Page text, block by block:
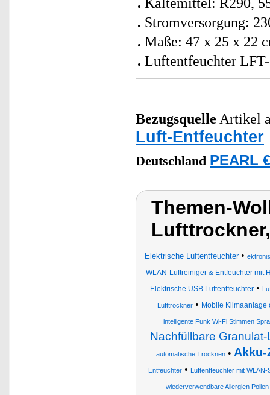
Stromversorgung:
Maße: 47 x 25 x 22
Luftentfeuchter
Bezugsquelle Artikel
Luft-Entfeuchter
Deutschland PEARL
Themen-
Elektrische Luftentfeuchter•
WLAN-Luftreiniger & Entfeuchter mit
Elektrische USB Luftentfeuchter•
Lufttrockner• Mobile Klimaanlage
intelligente Funk Wi-Fi Stimmen
Nachfüllbare
automatische Trocknen • Akku-
Entfeuchter• Luftentfeuchter mit WLAN-
wiederverwendbare Allergien